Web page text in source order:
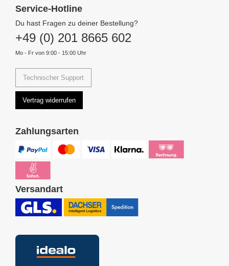
Service-Hotline
Du hast Fragen zu deiner Bestellung?
+49 (0) 201 8665 602
Mo - Fr von 9:00 - 15:00 Uhr
Technischer Support
Vertrag widerrufen
Zahlungsarten
Versandart